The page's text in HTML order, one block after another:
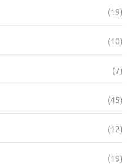
(19)
(10)
(7)
(45)
(12)
(19)